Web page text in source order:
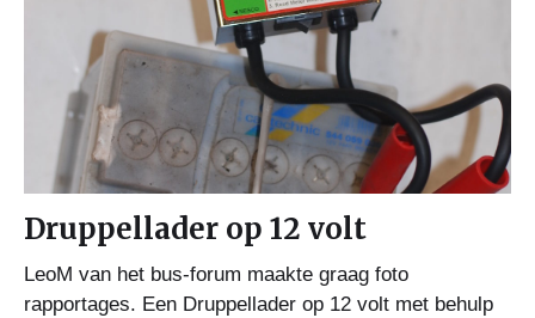
Druppellader op 12 volt
LeoM van het bus-forum maakte graag foto
rapportages. Een Druppellader op 12 volt met behulp